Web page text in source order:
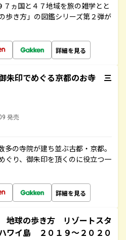
ヵ国と４７地域を旅の雑学とと
歩き方」の図鑑シリーズ第２弾が
詳細を見る
朱印でめぐる京都のお寺 三
発売
の寺院が建ち並ぶ古都・京都。
ぐり、御朱印を頂くのに役立つ一
詳細を見る
地球の歩き方 リゾートスタ
ワイ島 ２０１９～２０２０